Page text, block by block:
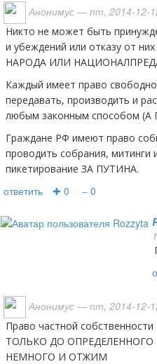
Анонимус — пт, 2014-12-
Никто не может быть принужден к выражению своих мнений
и убеждений или отказу от
НАРОДА ИЛИ
Каждый имеет право свободно
передавать, производить и
любым законным способом
Граждане РФ имеют право
проводить собрания, митинги
пикетирование ЗА ПУТИНА.
ответить ✚ 0 − 0
Анонимус — пт, 2014-12-
Право частной собственности охраняется законом НО
ТОЛЬКО ДО
НЕМНОГО И ОТЖИМ